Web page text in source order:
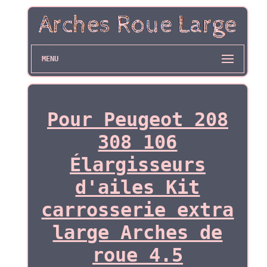
MENU
Pour Peugeot 208
308 106
Élargisseurs
d'ailes Kit
carrosserie extra
large Arches de
roue 4.5